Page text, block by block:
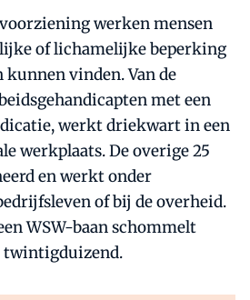
werken mensen
of lichamelijke beperking
kunnen vinden. Van de
met een
werkt driekwart in een
werkplaats. De overige 25
en werkt onder
of bij de overheid.
WSW-baan schommelt
twintigduizend.